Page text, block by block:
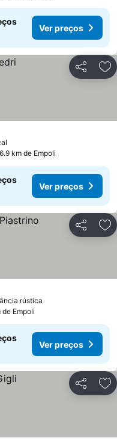
Ver preços
Partilhar
km de Empoli
Ver preços
Partilhar
rústica
Empoli
Ver preços
Partilhar